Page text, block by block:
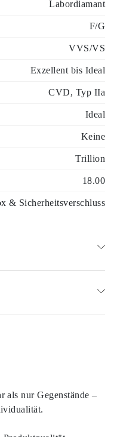
Labordiamant
F/G
VVS/VS
Exzellent bis Ideal
CVD, Typ IIa
Ideal
Keine
Trillion
18.00
& Sicherheitsverschluss
verfügbar
Lieferzeiten finden Sie in
als nur Gegenstände –